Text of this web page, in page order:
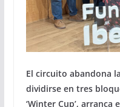
El circuito abandona
dividirse en tres
‘Winter Cup’,